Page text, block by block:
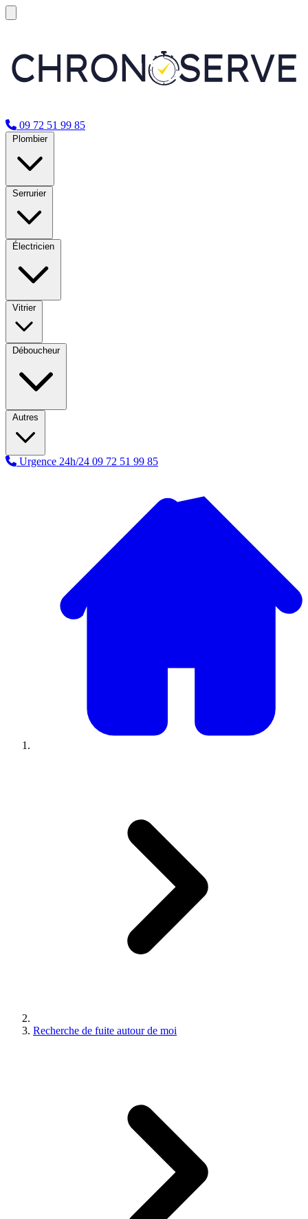
09 72 51 99 85
Plombier
Serrurier
Électricien
Vitrier
Déboucheur
Autres
Urgence 24h/24 09 72 51 99 85
Recherche de fuite autour de moi